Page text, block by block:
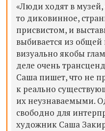
«Люди ходят в
то диковинное,
присвистом, и
выбивается из
визуально якобы
деле очень
Саша пишет, что не
к реально
их неузнаваемыми.
свободно для
художник Саша